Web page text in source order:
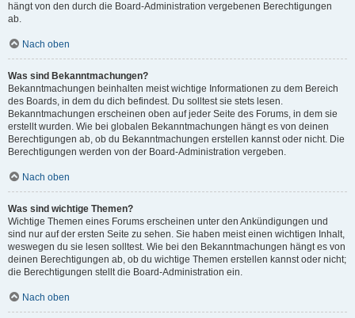
hängt von den durch die Board-Administration vergebenen Berechtigungen
ab.
Nach oben
Was sind Bekanntmachungen?
Bekanntmachungen beinhalten meist wichtige Informationen zu dem Bereich
des Boards, in dem du dich befindest. Du solltest sie stets lesen.
Bekanntmachungen erscheinen oben auf jeder Seite des Forums, in dem sie
erstellt wurden. Wie bei globalen Bekanntmachungen hängt es von deinen
Berechtigungen ab, ob du Bekanntmachungen erstellen kannst oder nicht. Die
Berechtigungen werden von der Board-Administration vergeben.
Nach oben
Was sind wichtige Themen?
Wichtige Themen eines Forums erscheinen unter den Ankündigungen und
sind nur auf der ersten Seite zu sehen. Sie haben meist einen wichtigen Inhalt,
weswegen du sie lesen solltest. Wie bei den Bekanntmachungen hängt es von
deinen Berechtigungen ab, ob du wichtige Themen erstellen kannst oder nicht;
die Berechtigungen stellt die Board-Administration ein.
Nach oben